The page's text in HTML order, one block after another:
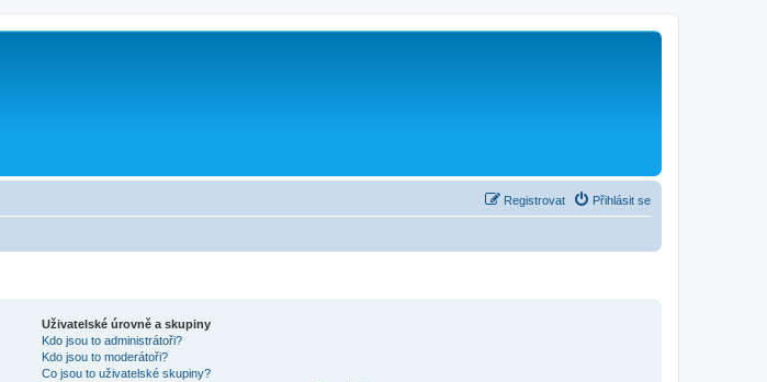
Přihlásit se
Registrovat
Uživatelské úrovně a skupiny
Kdo jsou to administrátoři?
Kdo jsou to moderátoři?
Co jsou to uživatelské skupiny?